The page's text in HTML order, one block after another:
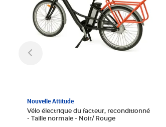
Nouvelle Attitude
Vélo électrique du facteur, reconditionné
- Taille normale - Noir/ Rouge